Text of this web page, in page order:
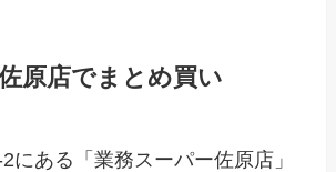
原店でまとめ買い
にある「業務スーパー佐原店」